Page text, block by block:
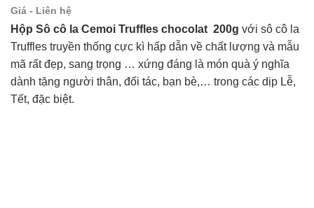
Giá - Liên hệ
Hộp Sô cô la Cemoi Truffles chocolat 200g với sô cô la
Truffles truyền thống cực kì hấp dẫn về chất lượng và mẫu
mã rất đẹp, sang trọng … xứng đáng là món quà ý nghĩa
dành tặng người thân, đối tác, bạn bè,… trong các dịp Lễ,
Tết, đặc biệt.